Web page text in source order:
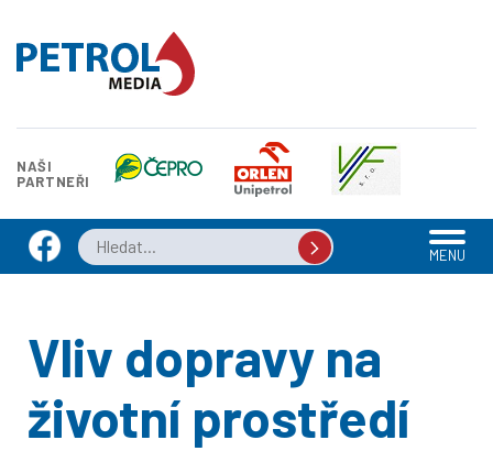
NAŠI
PARTNEŘI
MENU
Vliv dopravy na
životní prostředí